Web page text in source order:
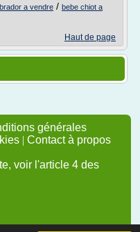
a vendre / bebe chiot a
Haut de page
générales
| Contact à propos
voir l'article 4 des